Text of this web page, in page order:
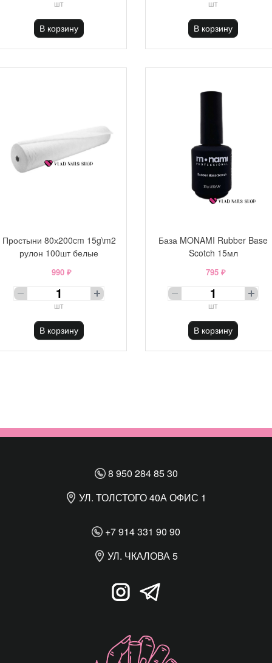
шт
В корзину
шт
В корзину
Простыни 80х200cm 15g\m2
рулон 100шт белые
990 ₽
шт
В корзину
База MONAMI Rubber Base
Scotch 15мл
795 ₽
шт
В корзину
8 950 284 85 30
УЛ. ТОЛСТОГО 40А ОФИС 1
+7 914 331 90 90
УЛ. ЧКАЛОВА 5